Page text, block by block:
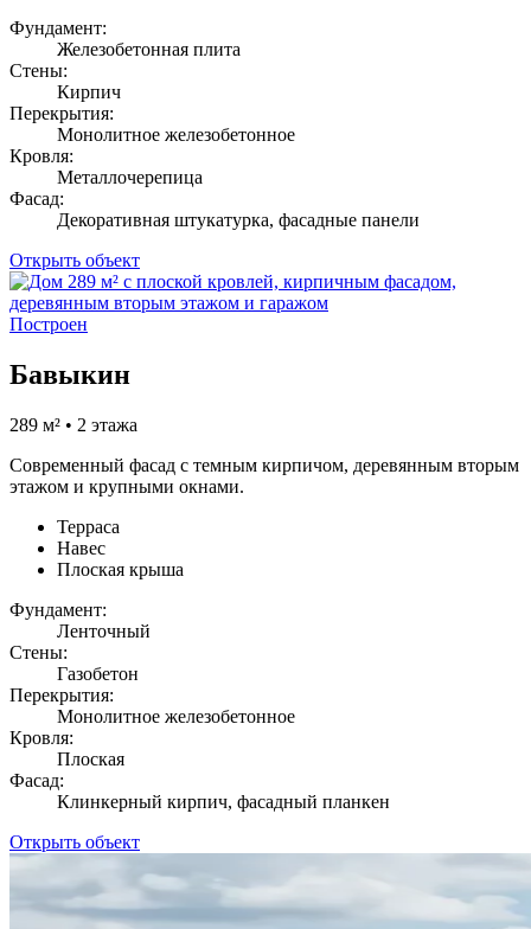
Фундамент:
Железобетонная плита
Стены:
Кирпич
Перекрытия:
Монолитное железобетонное
Кровля:
Металлочерепица
Фасад:
Декоративная штукатурка, фасадные панели
Открыть объект
Построен
Бавыкин
289 м² • 2 этажа
Современный фасад с темным кирпичом, деревянным вторым
этажом и крупными окнами.
Терраса
Навес
Плоская крыша
Фундамент:
Ленточный
Стены:
Газобетон
Перекрытия:
Монолитное железобетонное
Кровля:
Плоская
Фасад:
Клинкерный кирпич, фасадный планкен
Открыть объект